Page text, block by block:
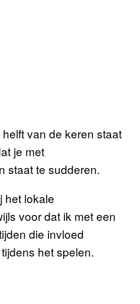
van de keren staat
je met
staat te sudderen.
het lokale
voor dat ik met een
die invloed
het spelen.